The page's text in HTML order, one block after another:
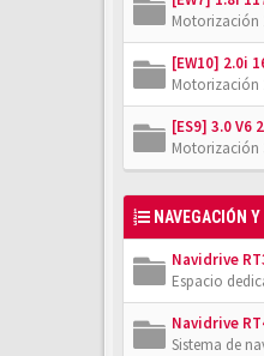
Motorización
[EW10] 2.0i
Motorización
[ES9] 3.0 V6
Motorización
NAVEGACIÓN
Navidrive
Espacio
Navidrive
Sistema de